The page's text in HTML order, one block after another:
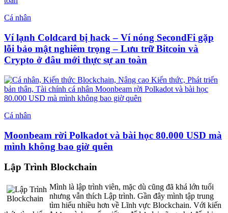
Cá nhân
Ví lạnh Coldcard bị hack – Ví nóng SecondFi gặp
lỗi bảo mật nghiêm trọng – Lưu trữ Bitcoin và
Crypto ở đâu mới thực sự an toàn
Cá nhân
Moonbeam rời Polkadot và bài học 80.000 USD mà
mình không bao giờ quên
Lập Trình Blockchain
Mình là lập trình viên, mặc dù cũng đã khá lớn tuổi
nhưng vẫn thích Lập trình. Gần đây mình tập trung
tìm hiểu nhiều hơn về Lĩnh vực Blockchain. Với kiến